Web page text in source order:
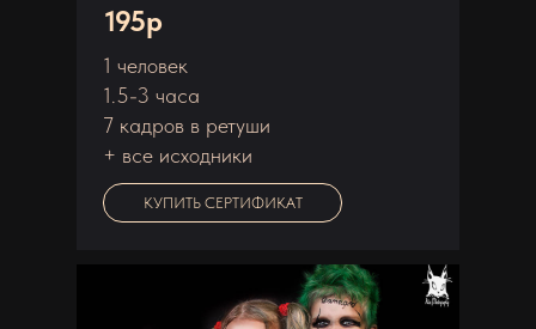
1 человек
1.5-3 часа
7 кадров в ретуши
+ все исходники
КУПИТЬ СЕРТИФИКАТ
195р